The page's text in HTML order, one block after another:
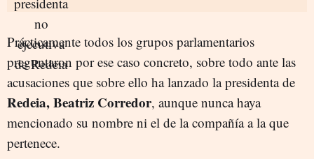
Prácticamente todos los grupos parlamentarios
preguntaron por ese caso concreto, sobre todo ante las
acusaciones que sobre ello ha lanzado la presidenta de
Redeia, Beatriz Corredor, aunque nunca haya
mencionado su nombre ni el de la compañía a la que
pertenece.